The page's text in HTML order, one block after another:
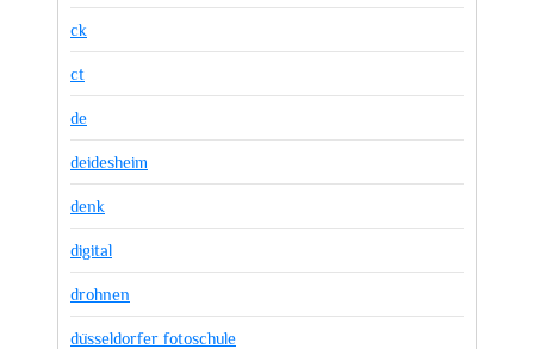
ck
ct
de
deidesheim
denk
digital
drohnen
düsseldorfer fotoschule